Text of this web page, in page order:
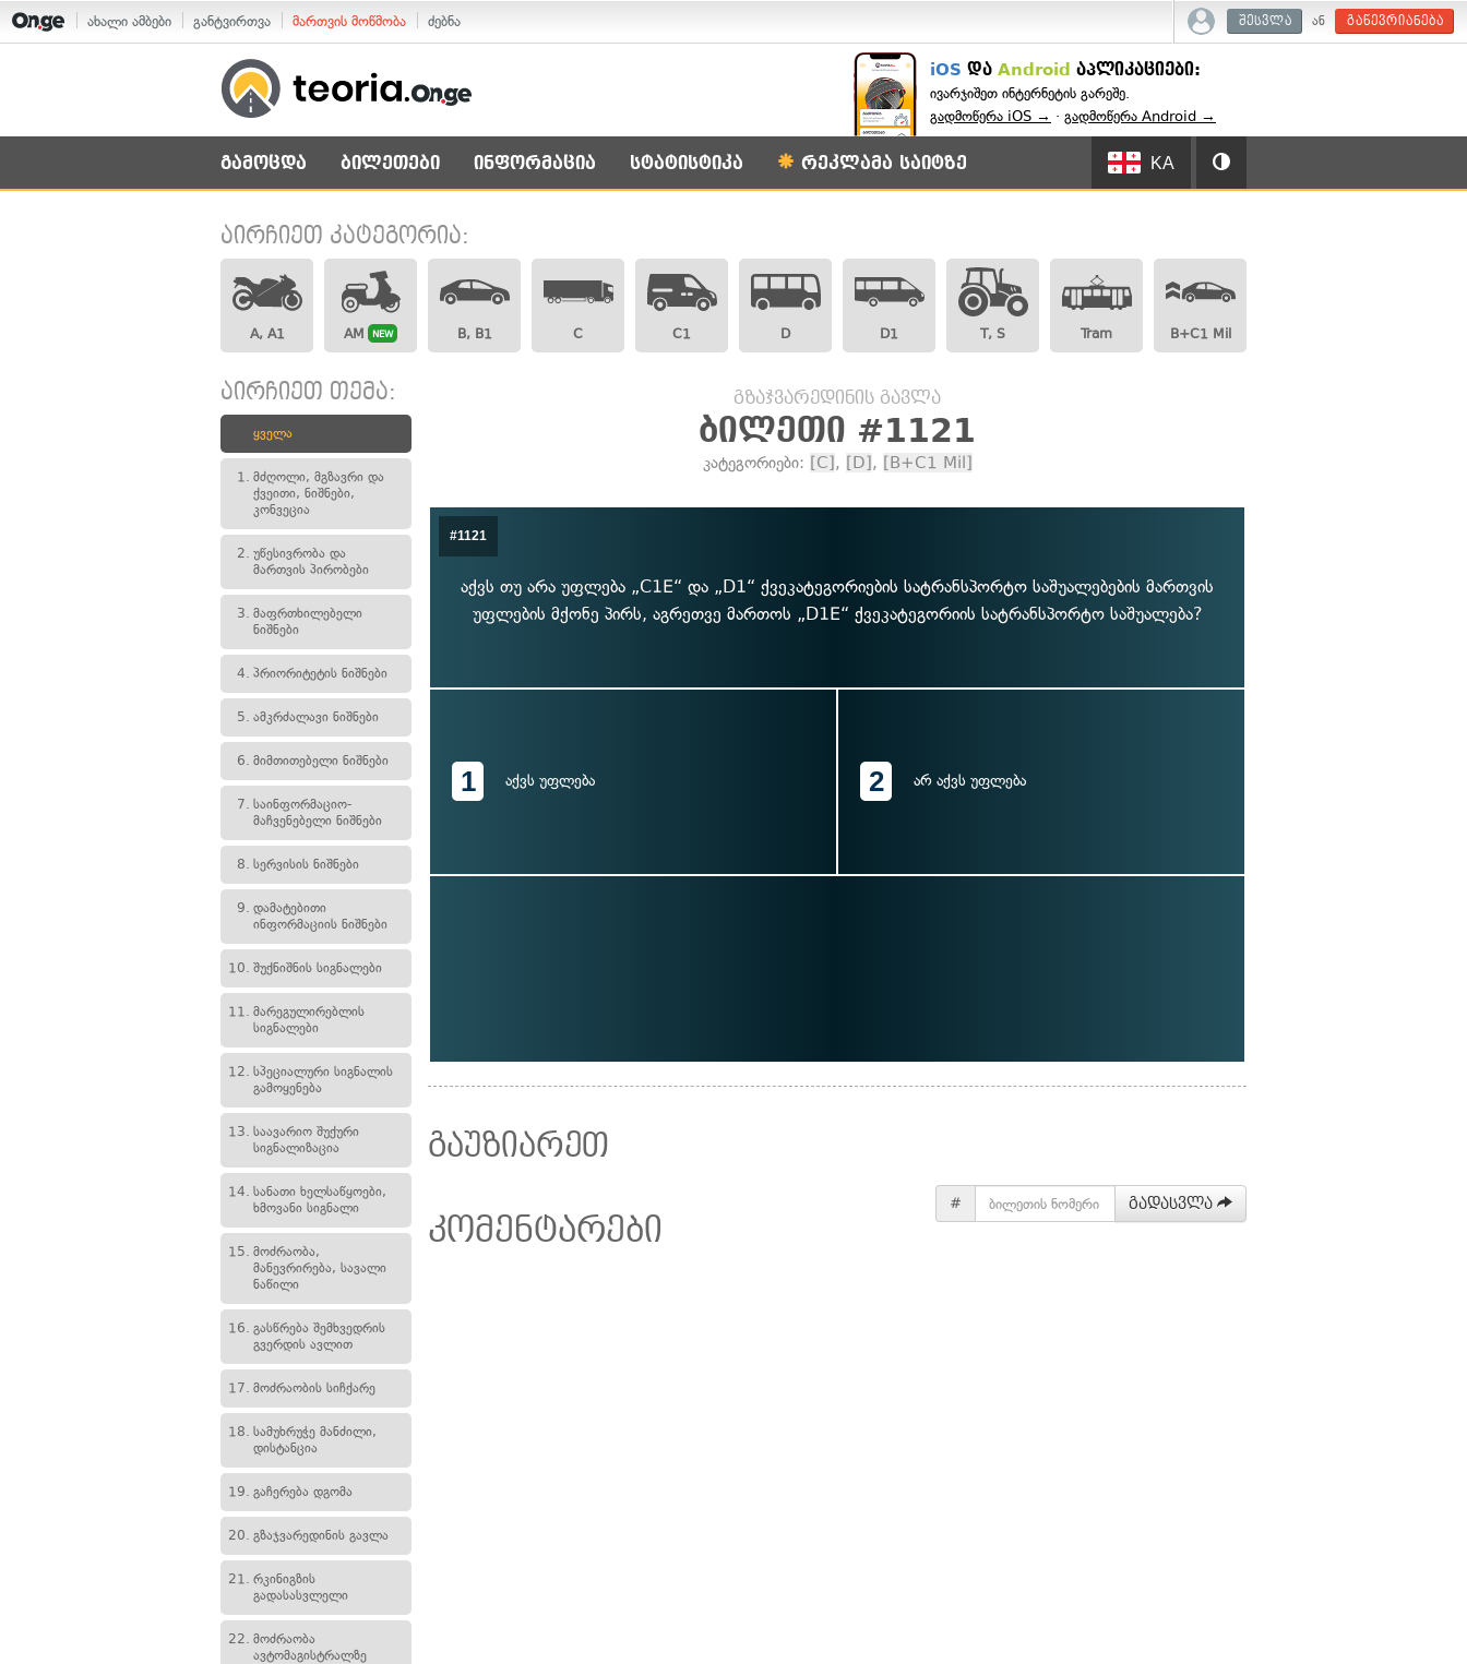
ახალი ამბები განტვირთვა მართვის მოწმობა ძებნა შესვლა ან გაწევრიანება
iOS და Android აპლიკაციები:
ივარჯიშეთ ინტერნეტის გარეშე.
გადმოწერა iOS → · გადმოწერა Android →
გამოცდა ბილეთები ინფორმაცია სტატისტიკა რეკლამა საიტზე KA
აირჩიეთ კატეგორია:
A, A1 AM NEW B, B1 C C1 D D1 T, S Tram B+C1 Mil
აირჩიეთ თემა:
ყველა
1. მძღოლი, მგზავრი და
ქვეითი, ნიშნები,
კონვეცია
2. უწესივრობა და
მართვის პირობები
3. მაფრთხილებელი
ნიშნები
4. პრიორიტეტის ნიშნები
5. ამკრძალავი ნიშნები
6. მიმთითებელი ნიშნები
7. საინფორმაციო-
მაჩვენებელი ნიშნები
8. სერვისის ნიშნები
9. დამატებითი
ინფორმაციის ნიშნები
10. შუქნიშნის სიგნალები
11. მარეგულირებლის
სიგნალები
12. სპეციალური სიგნალის
გამოყენება
13. საავარიო შუქური
სიგნალიზაცია
14. სანათი ხელსაწყოები,
ხმოვანი სიგნალი
15. მოძრაობა,
მანევრირება, სავალი
ნაწილი
16. გასწრება შემხვედრის
გვერდის ავლით
17. მოძრაობის სიჩქარე
18. სამუხრუჭე მანძილი,
დისტანცია
19. გაჩერება დგომა
20. გზაჯვარედინის გავლა
21. რკინიგზის
გადასასვლელი
22. მოძრაობა
ავტომაგისტრალზე
გზაჯვარედინის გავლა
ბილეთი #1121
კატეგორიები: [C], [D], [B+C1 Mil]
#1121
აქვს თუ არა უფლება „C1E“ და „D1“ ქვეკატეგორიების სატრანსპორტო საშუალებების მართვის
უფლების მქონე პირს, აგრეთვე მართოს „D1E“ ქვეკატეგორიის სატრანსპორტო საშუალება?
1 აქვს უფლება 2 არ აქვს უფლება
# გადასვლა
გაუზიარეთ
კომენტარები